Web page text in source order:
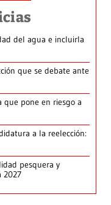
del agua e incluirla
que se debate ante
que pone en riesgo a
a la reelección:
pesquera y
2027